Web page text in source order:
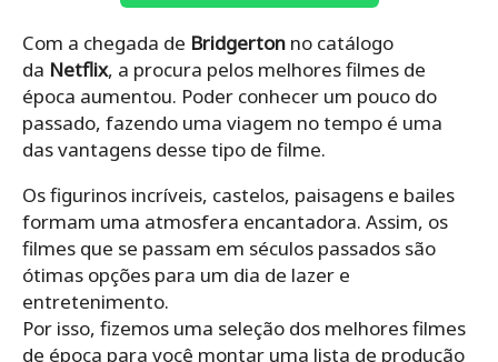
Com a chegada de Bridgerton no catálogo
da Netflix, a procura pelos melhores filmes de
época aumentou. Poder conhecer um pouco do
passado, fazendo uma viagem no tempo é uma
das vantagens desse tipo de filme.
Os figurinos incríveis, castelos, paisagens e bailes
formam uma atmosfera encantadora. Assim, os
filmes que se passam em séculos passados são
ótimas opções para um dia de lazer e
entretenimento.
Por isso, fizemos uma seleção dos melhores filmes
de época para você montar uma lista de produção